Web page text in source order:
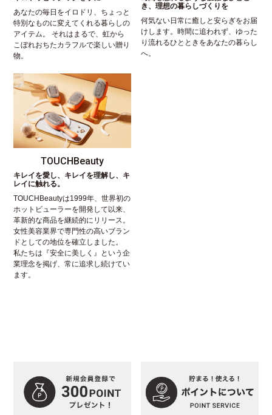
あなたの毎日をイロドリ、ちょっと
特別なものに変えてくれる暮らしの
アイテム。 それはまるで、虹から
こぼれおちたカラフルで楽しい贈り
物。
き、理想の暮らしづくりを
何気ない日常に癒しと安らぎをお届
けします。時間に追われず、ゆった
り流れるひとときをあなたの暮らし
へ。
TOUCHBeauty
キレイを愛し、キレイを理解し、キ
レイに触れる。
TOUCHBeautyは1999年、世界初の
ホットビューラーを開発して以来、
革新的な商品を継続的にリリース。
女性美容業界で専門性の高いブラン
ドとしての地位を確立しました。
私たちは『安全に美しく』という企
業理念を掲げ、常に追求し続けてい
ます。